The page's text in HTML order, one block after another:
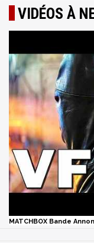
VIDÉOS À
MATCHBOX Bande